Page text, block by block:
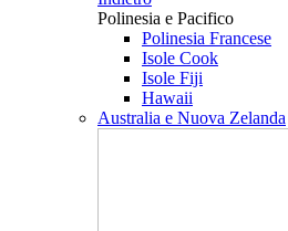
Polinesia e Pacifico
Polinesia Francese
Isole Cook
Isole Fiji
Hawaii
Australia e Nuova Zelanda